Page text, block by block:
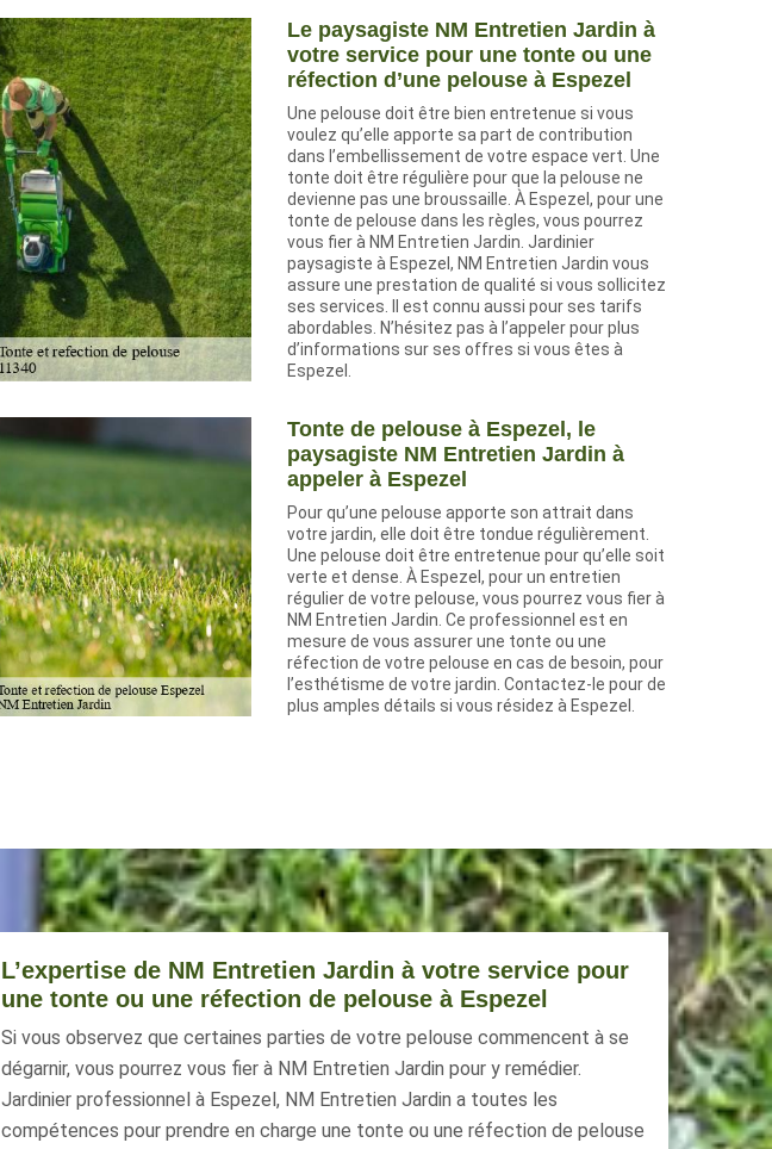
Le paysagiste NM Entretien Jardin à
votre service pour une tonte ou une
réfection d’une pelouse à Espezel
Une pelouse doit être bien entretenue si vous
voulez qu’elle apporte sa part de contribution
dans l’embellissement de votre espace vert. Une
tonte doit être régulière pour que la pelouse ne
devienne pas une broussaille. À Espezel, pour une
tonte de pelouse dans les règles, vous pourrez
vous fier à NM Entretien Jardin. Jardinier
paysagiste à Espezel, NM Entretien Jardin vous
assure une prestation de qualité si vous sollicitez
ses services. Il est connu aussi pour ses tarifs
abordables. N’hésitez pas à l’appeler pour plus
d’informations sur ses offres si vous êtes à
Espezel.
Tonte de pelouse à Espezel, le
paysagiste NM Entretien Jardin à
appeler à Espezel
Pour qu’une pelouse apporte son attrait dans
votre jardin, elle doit être tondue régulièrement.
Une pelouse doit être entretenue pour qu’elle soit
verte et dense. À Espezel, pour un entretien
régulier de votre pelouse, vous pourrez vous fier à
NM Entretien Jardin. Ce professionnel est en
mesure de vous assurer une tonte ou une
réfection de votre pelouse en cas de besoin, pour
l’esthétisme de votre jardin. Contactez-le pour de
plus amples détails si vous résidez à Espezel.
L’expertise de NM Entretien Jardin à votre service pour
une tonte ou une réfection de pelouse à Espezel
Si vous observez que certaines parties de votre pelouse commencent à se
dégarnir, vous pourrez vous fier à NM Entretien Jardin pour y remédier.
Jardinier professionnel à Espezel, NM Entretien Jardin a toutes les
compétences pour prendre en charge une tonte ou une réfection de pelouse